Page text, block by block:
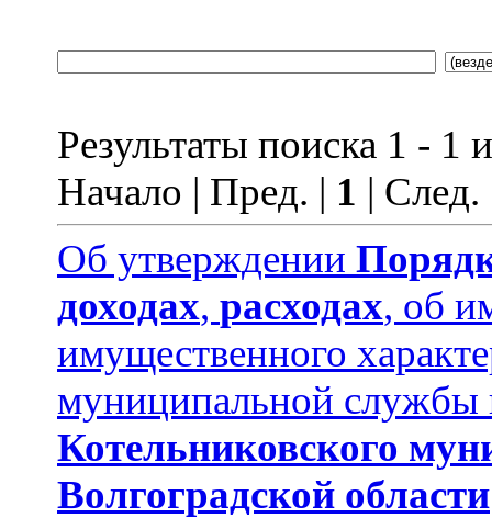
Результаты поиска 1 - 1
Начало | Пред. | 1 |
Об утверждении
доходах, расходах, об
имущественного
муниципальной службы
Котельниковского
Волгоградской области